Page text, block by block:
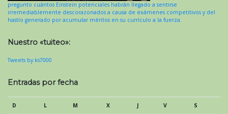
pregunto cuántos Einstein potenciales habrán llegado a sentirse
irremediablemente descorazonados a causa de exámenes competitivos y del
hastío generado por acumular méritos en su currículo a la fuerza.
Nuestro «tuiteo»:
Tweets by ks7000
Entradas por fecha
D L M X J V
S